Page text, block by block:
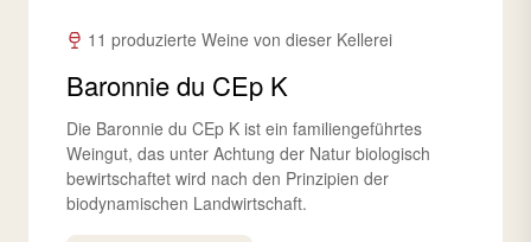
11 produzierte Weine von dieser Kellerei
Baronnie du CEp K
Die Baronnie du CEp K ist ein familiengeführtes
Weingut, das unter Achtung der Natur biologisch
bewirtschaftet wird nach den Prinzipien der
biodynamischen Landwirtschaft.